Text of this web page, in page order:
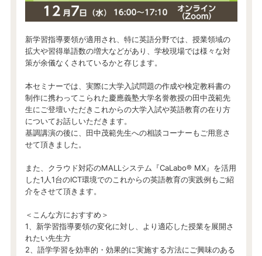
新学習指導要領が適用され、特に英語分野では、授業領域の
拡大や習得単語数の増大などがあり、学校現場では様々な対
策が余儀なくされているかと存じます。
本セミナーでは、実際に大学入試問題の作成や検定教科書の
制作に携わってこられた慶應義塾大学名誉教授の田中茂範先
生にご登壇いただきこれからの大学入試や英語教育の在り方
についてお話しいただきます。
基調講演の後に、田中茂範先生への相談コーナーもご用意さ
せて頂きました。
また、クラウド対応のMALLシステム『CaLabo®︎ MX』を活用
した1人1台のICT環境でのこれからの英語教育の実践例もご紹
介をさせて頂きます。
＜こんな方におすすめ＞
1、新学習指導要領の変化に対し、より適応した授業を展開さ
れたい先生方
2、語学学習を効率的・効果的に実施する方法にご興味のある